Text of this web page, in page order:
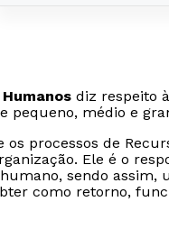
diz respeito
pequeno, médio e
os processos de
Ele é o
sendo assim,
como retorno,